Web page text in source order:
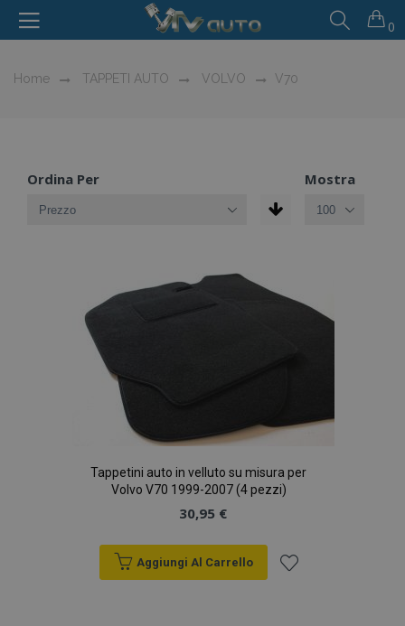
0
Home TAPPETI AUTO VOLVO V70
Ordina Per Mostra
Tappetini auto in velluto su misura per
Volvo V70 1999-2007 (4 pezzi)
30,95 €
Aggiungi Al Carrello